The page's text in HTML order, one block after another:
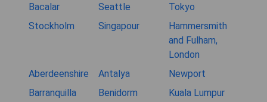
Bacalar Seattle
Tokyo
Stockholm
Singapour
Hammersmith
and Fulham,
London
Aberdeenshire
Antalya
Newport
Barranquilla
Benidorm Kuala Lumpur